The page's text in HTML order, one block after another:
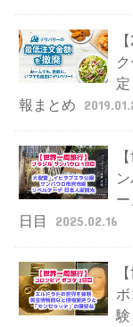
報まとめ
日目
2025.02.16
験